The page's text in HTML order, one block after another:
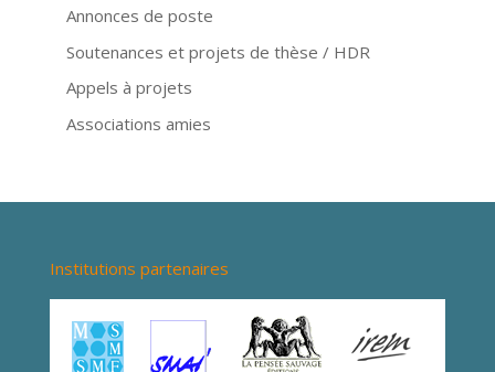
Annonces de poste
Soutenances et projets de thèse / HDR
Appels à projets
Associations amies
Institutions partenaires